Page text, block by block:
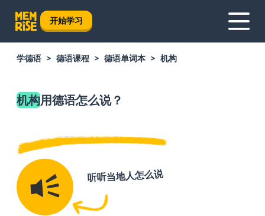
开始学习
学德语 德语课程 德语单词本 机构
机构用德语怎么说？
听听当地人怎么说